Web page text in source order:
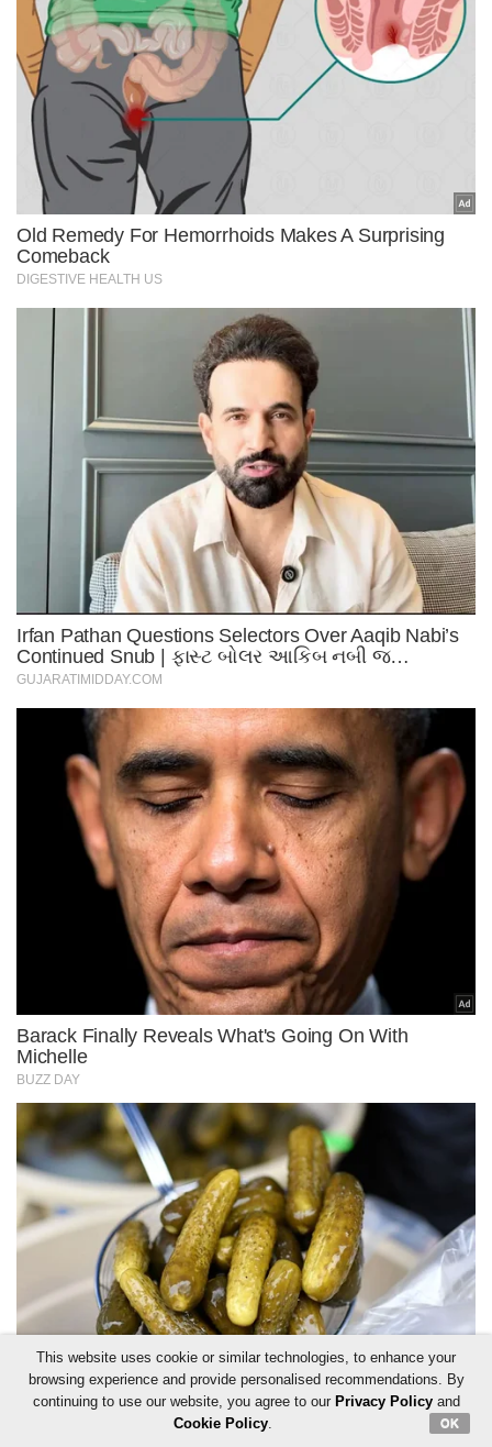
This website uses cookie or similar technologies, to enhance your
browsing experience and provide personalised recommendations. By
continuing to use our website, you agree to our Privacy Policyand
Cookie Policy. OK